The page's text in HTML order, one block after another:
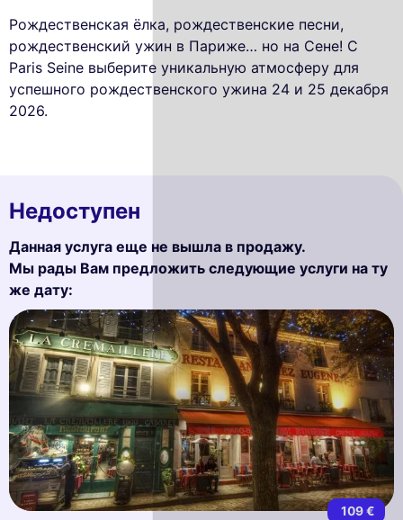
Рождественская ёлка, рождественские песни,
рождественский ужин в Париже… но на Сене! С
Paris Seine выберите уникальную атмосферу для
успешного рождественского ужина 24 и 25 декабря
2026.
Недоступен
Данная услуга еще не вышла в продажу.
Мы рады Вам предложить следующие услуги на ту
же дату:
109 €